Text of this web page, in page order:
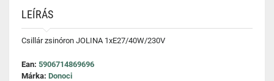
LEÍRÁS
Csillár zsinóron JOLINA 1xE27/40W/230V
Ean: 5906714869696
Márka: Donoci